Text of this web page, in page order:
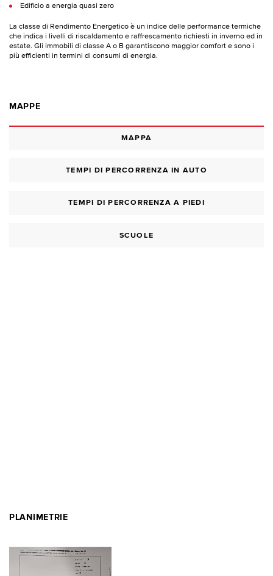
Edificio a energia quasi zero
La classe di Rendimento Energetico è un indice delle performance termiche
che indica i livelli di riscaldamento e raffrescamento richiesti in inverno ed in
estate. Gli immobili di classe A o B garantiscono maggior comfort e sono i
più efficienti in termini di consumi di energia.
MAPPE
MAPPA
TEMPI DI PERCORRENZA IN AUTO
TEMPI DI PERCORRENZA A PIEDI
SCUOLE
PLANIMETRIE